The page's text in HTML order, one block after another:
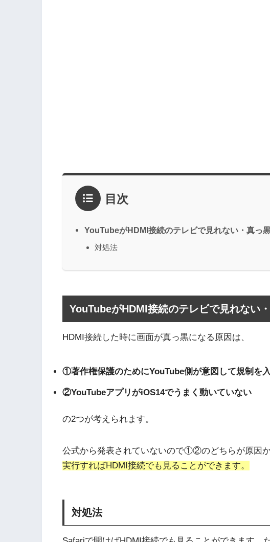
目次
YouTubeがHDMI接続のテレビで見れない・真っ
対処法
YouTubeがHDMI接続のテレビで見れない
HDMI接続した時に画面が真っ黒になる原因は、
①著作権保護のためにYouTube側が意図して規制を
②YouTubeアプリがiOS14でうまく動いていない
の2つが考えられます。
公式から発表されていないので①②のどちらが原因
実行すればHDMI接続でも見ることができます。
対処法